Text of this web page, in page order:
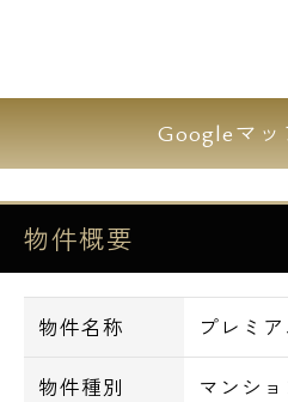
嬉しい設備として、イ
てお使い頂けます。
ご自身でネットを契約
円の費用がお得です。
エスアールホーム限定
ットカード決済】にも
仲介手数料のお値引き
わせ時にご相談下さい。
Googleマッ
物件概要
物件名称 プレミ
物件種別 マンショ